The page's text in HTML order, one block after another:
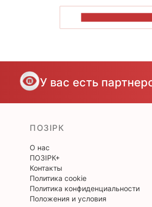
У вас есть
ПОЗІРК
О нас
ПОЗІРК+
Контакты
Политика cookie
Политика конфиденциальности
Положения и условия